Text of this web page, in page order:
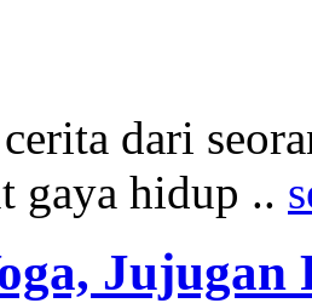
dari
gaya hidup ..